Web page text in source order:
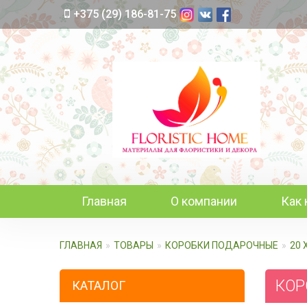
+375 (29) 186-81-75
Главная О компании Как
ГЛАВНАЯ ТОВАРЫ КОРОБКИ ПОДАРОЧНЫЕ 20
КАТАЛОГ